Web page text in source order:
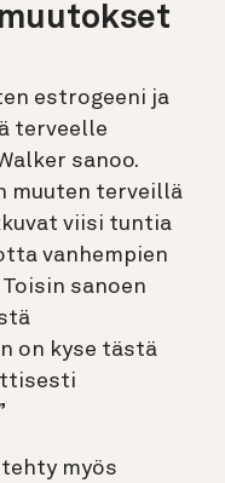
estrogeeni ja
terveelle
sanoo.
muuten terveillä
viisi tuntia
vanhempien
sanoen
on kyse tästä
myös